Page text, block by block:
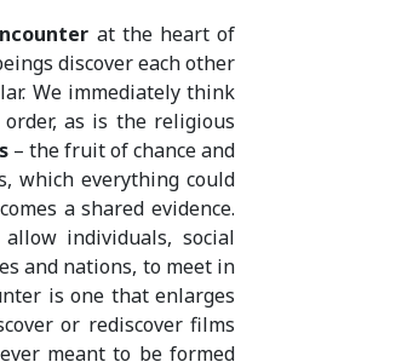
at the heart of
discover each other
We immediately think
as is the religious
– the fruit of chance and
which everything could
a shared evidence.
individuals, social
and nations, to meet in
is one that enlarges
or rediscover films
meant to be formed